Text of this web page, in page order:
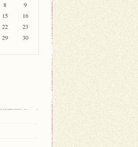
8
9
15
16
22
23
29
30